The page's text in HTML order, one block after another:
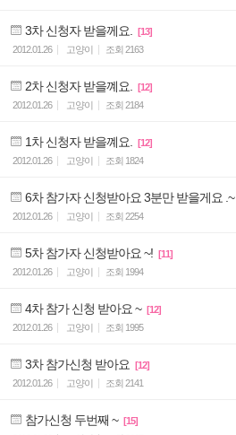
3차 신청자 받을께요.
[13]
2012.01.26
고양이 조회 2163
2차 신청자 받을꼐요.
[12]
2012.01.26
고양이 조회 2184
1차 신청자 받을꼐요.
[12]
2012.01.26
고양이 조회 1824
6차 참가자 신청받아요 3분만 받을게요 .~
2012.01.26
고양이 조회 2254
5차 참가자 신청받아요 ~! [11]
2012.01.26
고양이 조회 1994
4차 참가 신청 받아요 ~ [12]
2012.01.26
고양이 조회 1995
3차 참가신청 받아요 [12]
2012.01.26
고양이 조회 2141
참가신청 두번째 ~ [15]